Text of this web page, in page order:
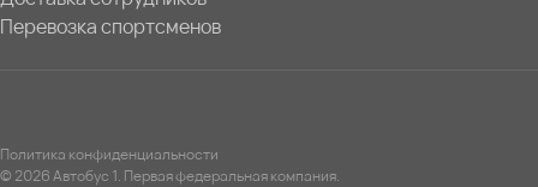
Перевозка спортсменов
Политика конфиденциальности
© 2026 Автобус 1. Первая федеральная компания.